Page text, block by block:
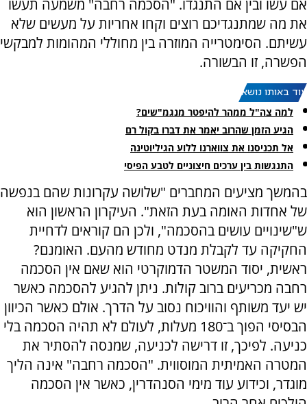
אם עשו ובין אם התנגדו. "הסכמה רחבה" משמעה תעשו
את מה שמתנגדיכם רוצים וקחו אחריות על מעשים שלא
עשיתם. הסימטרייה המוזרה בין מחוללי המהומות למבקשי
הפשרה, זו הבשורה.
עוד באותו נושא:
למה צה"ל ממהר להיפטר מנגמ"שים?
הגיע הזמן שהרוב יאמר את דברו בקול רם
אל תכניסנו את צווארנו ללוע הגיליוטינה
התנגשות בין ערכים חיצוניים לטבע הפיסי
בהמשך מציעים המחברים "שלושה עקרונות שהם בנפשה
של אחדות האומה בעת הזאת". העיקרון הראשון הוא
ש"שינויים עושים בהסכמה", ולכן הם קוראים לדחיית
החקיקה עד לקבלת מנדט מחודש מהעם. האומנם?
ראשית, יסוד המשטר הדמוקרטי הוא שאם אין הסכמה
רחבה מכריעים ברוב קולות. ניתן להגיע להסכמה כאשר
יש יעד משותף והוויכוח נסוב על הדרך. אולם כאשר הכיוון
הבסיסי הפוך ב־180 מעלות, לעולם לא תהיה הסכמה בלי
כניעה. לפיכך, זו דרישה לכניעה, שמנסה להסתיר את
המטרה האמיתית המוסווית. "הסכמה רחבה" אינה הליך
מוגדר, וכידוע עוד מימי הסנהדרין, כאשר אין הסכמה